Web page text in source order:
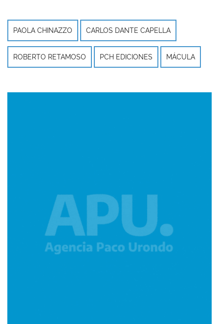
PAOLA CHINAZZO CARLOS DANTE CAPELLA
ROBERTO RETAMOSO PCH EDICIONES MÁCULA